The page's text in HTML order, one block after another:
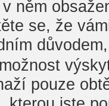
něm
se, že
pouze